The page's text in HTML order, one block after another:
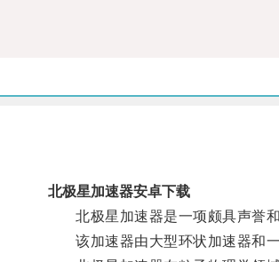
北极星加速器安卓下载
北极星加速器是一项颇具声誉和
该加速器由大型环状加速器和一